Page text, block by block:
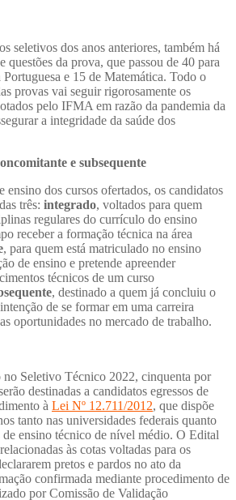
seletivos dos anos anteriores, também há
questões da prova, que passou de 40 para
e 15 de Matemática. Todo o
provas vai seguir rigorosamente os
pelo IFMA em razão da pandemia da
a integridade da saúde dos
e subsequente
ensino dos cursos ofertados, os candidatos
três: integrado, voltados para quem
regulares do currículo do ensino
receber a formação técnica na área
, para quem está matriculado no ensino
de ensino e pretende apreender
técnicos de um curso
, destinado a quem já concluiu o
de se formar em uma carreira
oportunidades no mercado de trabalho.
no Seletivo Técnico 2022, cinquenta por
destinadas a candidatos egressos de
à Lei Nº 12.711/2012, que dispõe
tanto nas universidades federais quanto
de ensino técnico de nível médio. O Edital
às cotas voltadas para os
pretos e pardos no ato da
confirmada mediante procedimento de
por Comissão de Validação